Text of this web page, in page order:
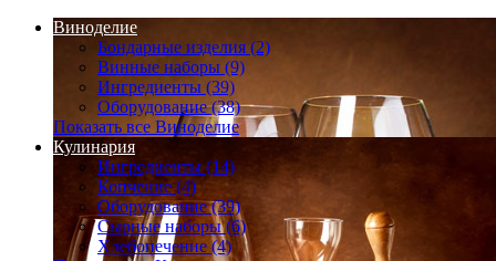
Виноделие
Бондарные изделия (2)
Винные наборы (9)
Ингредиенты (39)
Оборудование (38)
Показать все Виноделие
Кулинария
Ингредиенты (14)
Копчение (4)
Оборудование (39)
Сырные наборы (6)
Хлебопечение (4)